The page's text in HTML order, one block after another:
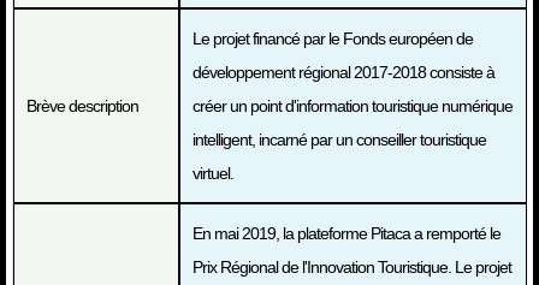
Brève description
Le projet financé par le Fonds européen de
développement régional 2017-2018 consiste à
créer un point d'information touristique numérique
intelligent, incarné par un conseiller touristique
virtuel.
En mai 2019, la plateforme Pitaca a remporté le
Prix Régional de l'Innovation Touristique. Le projet